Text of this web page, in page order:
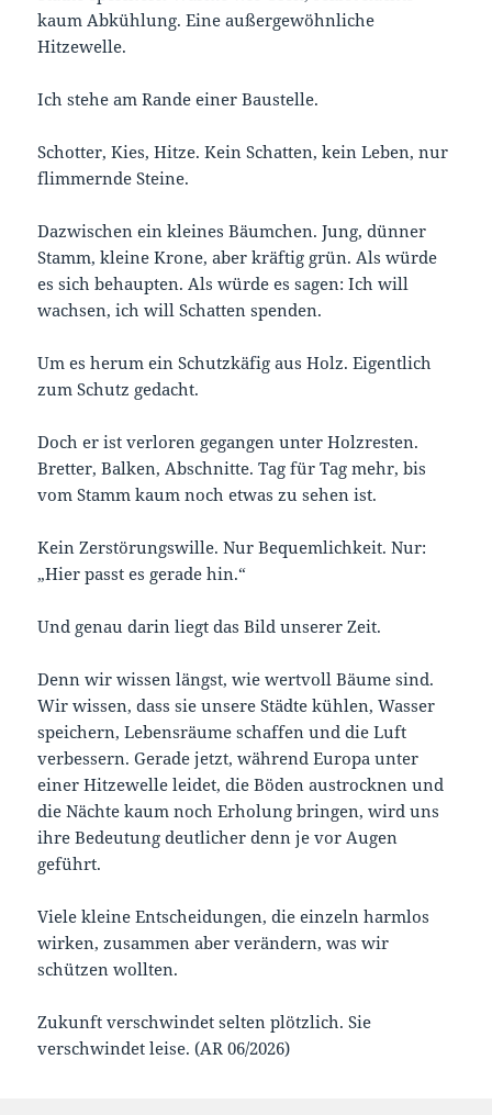
kaum Abkühlung. Eine außergewöhnliche
Hitzewelle.
Ich stehe am Rande einer Baustelle.
Schotter, Kies, Hitze. Kein Schatten, kein Leben, nur
flimmernde Steine.
Dazwischen ein kleines Bäumchen. Jung, dünner
Stamm, kleine Krone, aber kräftig grün. Als würde
es sich behaupten. Als würde es sagen: Ich will
wachsen, ich will Schatten spenden.
Um es herum ein Schutzkäfig aus Holz. Eigentlich
zum Schutz gedacht.
Doch er ist verloren gegangen unter Holzresten.
Bretter, Balken, Abschnitte. Tag für Tag mehr, bis
vom Stamm kaum noch etwas zu sehen ist.
Kein Zerstörungswille. Nur Bequemlichkeit. Nur:
„Hier passt es gerade hin.“
Und genau darin liegt das Bild unserer Zeit.
Denn wir wissen längst, wie wertvoll Bäume sind.
Wir wissen, dass sie unsere Städte kühlen, Wasser
speichern, Lebensräume schaffen und die Luft
verbessern. Gerade jetzt, während Europa unter
einer Hitzewelle leidet, die Böden austrocknen und
die Nächte kaum noch Erholung bringen, wird uns
ihre Bedeutung deutlicher denn je vor Augen
geführt.
Viele kleine Entscheidungen, die einzeln harmlos
wirken, zusammen aber verändern, was wir
schützen wollten.
Zukunft verschwindet selten plötzlich. Sie
verschwindet leise. (AR 06/2026)